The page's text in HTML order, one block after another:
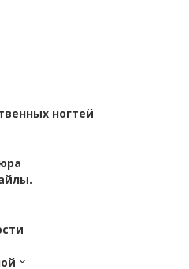
ногтей